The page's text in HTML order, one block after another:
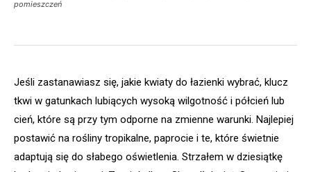
pomieszczeń
Jeśli zastanawiasz się, jakie kwiaty do łazienki wybrać, klucz
tkwi w gatunkach lubiących wysoką wilgotność i półcień lub
cień, które są przy tym odporne na zmienne warunki. Najlepiej
postawić na rośliny tropikalne, paprocie i te, które świetnie
adaptują się do słabego oświetlenia. Strzałem w dziesiątkę